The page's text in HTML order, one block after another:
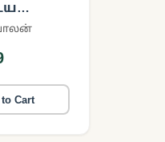
Cart